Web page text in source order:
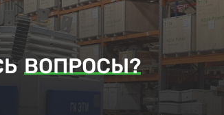
ВОПРОСЫ?
оставьте заявку. Наш менеджер ответит Вам в